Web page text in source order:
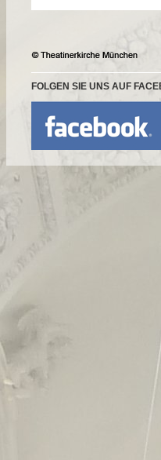
FOLGEN SIE UNS AUF